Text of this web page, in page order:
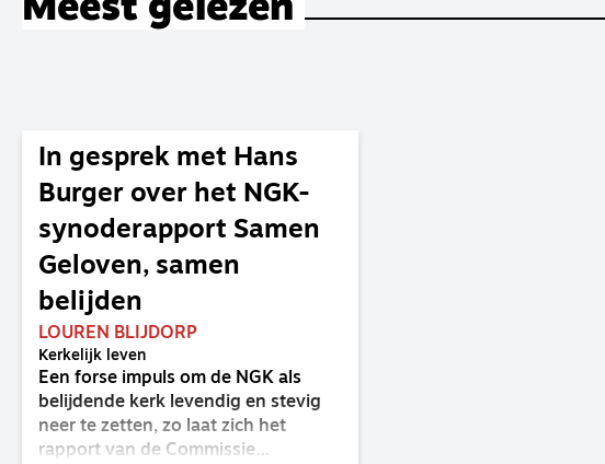
Meest gelezen
In gesprek met Hans
Burger over het NGK-
synoderapport Samen
Geloven, samen
belijden
LOUREN BLIJDORP
Kerkelijk leven
Een forse impuls om de NGK als
belijdende kerk levendig en stevig
neer te zetten, zo laat zich het
rapport van de Commissie